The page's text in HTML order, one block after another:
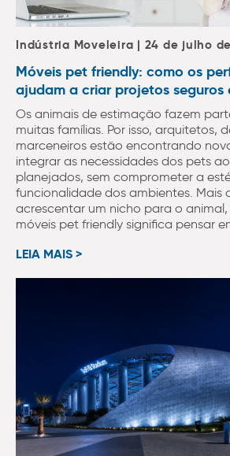
Indústria Moveleira | 24 de julho
Móveis pet friendly: como os
ajudam a criar projetos seguros
Os animais de estimação fazem
muitas famílias. Por isso, arquitetos,
marceneiros estão encontrando
integrar as necessidades dos pets
planejados, sem comprometer a
funcionalidade dos ambientes. Mais
acrescentar um nicho para o animal,
móveis pet friendly significa pensar
LEIA MAIS >